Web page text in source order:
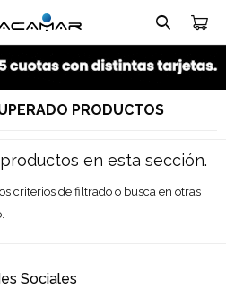
PRODUCTOS
en esta sección.
criterios de filtrado o busca en otras
Sociales